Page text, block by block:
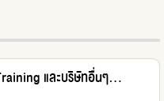
และบริษัทอื่นๆ...